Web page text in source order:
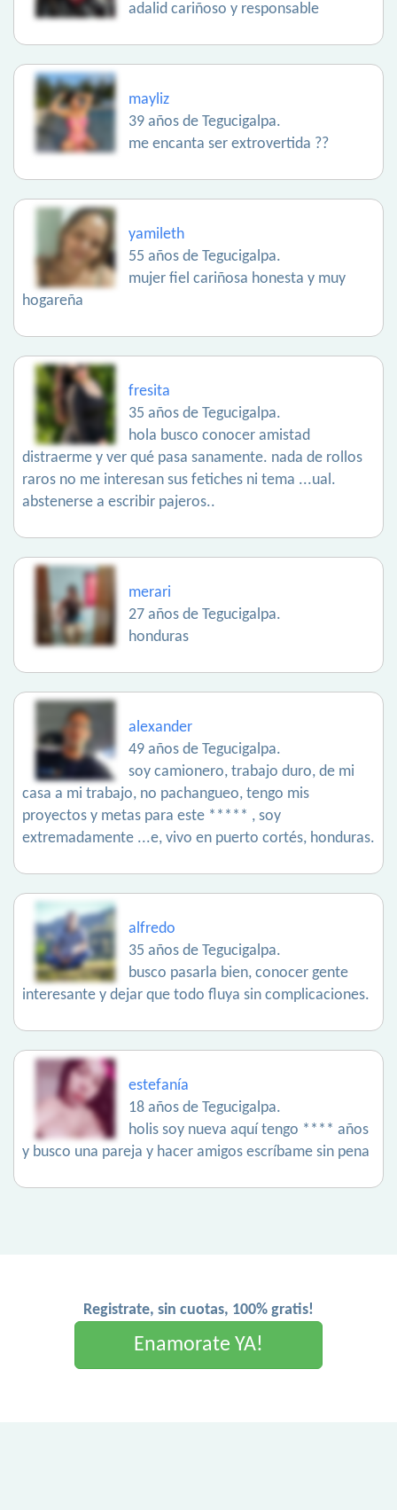
adalid cariñoso y responsable
mayliz
39 años de Tegucigalpa.
me encanta ser extrovertida ??
yamileth
55 años de Tegucigalpa.
mujer fiel cariñosa honesta y muy
hogareña
fresita
35 años de Tegucigalpa.
hola busco conocer amistad
distraerme y ver qué pasa sanamente. nada de rollos
raros no me interesan sus fetiches ni tema ...ual.
abstenerse a escribir pajeros..
merari
27 años de Tegucigalpa.
honduras
alexander
49 años de Tegucigalpa.
soy camionero, trabajo duro, de mi
casa a mi trabajo, no pachangueo, tengo mis
proyectos y metas para este ***** , soy
extremadamente ...e, vivo en puerto cortés, honduras.
alfredo
35 años de Tegucigalpa.
busco pasarla bien, conocer gente
interesante y dejar que todo fluya sin complicaciones.
estefanía
18 años de Tegucigalpa.
holis soy nueva aquí tengo **** años
y busco una pareja y hacer amigos escríbame sin pena
Registrate, sin cuotas, 100% gratis!
Enamorate YA!